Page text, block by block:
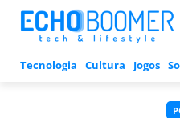
Tecnologia Cultura Jogos